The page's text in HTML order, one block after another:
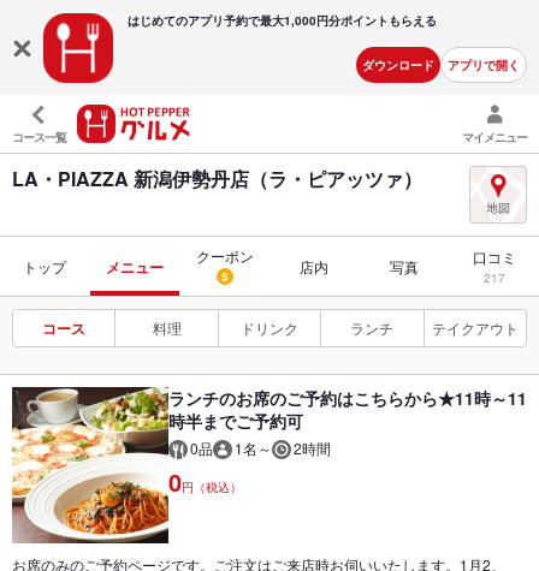
はじめてのアプリ予約で最大1,000円分ポイントもらえる
ダウンロード アプリで開く
コース一覧 マイメニュー
LA・PIAZZA 新潟伊勢丹店（ラ・ピアッツァ）
トップ メニュー
クーポン
5 店内 写真 口コミ
217
コース 料理 ドリンク ランチ テイクアウト
ランチのお席のご予約はこちらから★11時～11
時半までご予約可
0品 1名～ 2時間
0円（税込）
お席のみのご予約ページです。ご注文はご来店時お伺いいたします。1月2、